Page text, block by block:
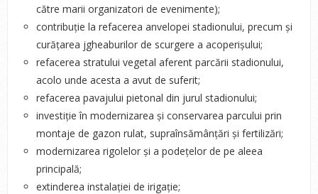
către marii organizatori de evenimente);
contribuție la refacerea anvelopei stadionului, precum și
curățarea jgheaburilor de scurgere a acoperișului;
refacerea stratului vegetal aferent parcării stadionului,
acolo unde acesta a avut de suferit;
refacerea pavajului pietonal din jurul stadionului;
investiție în modernizarea și conservarea parcului prin
montaje de gazon rulat, supraînsămânțări și fertilizări;
modernizarea rigolelor și a podețelor de pe aleea
principală;
extinderea instalației de irigație;